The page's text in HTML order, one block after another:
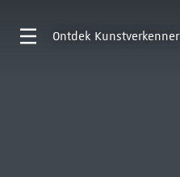
Ontdek Kunstverkenner